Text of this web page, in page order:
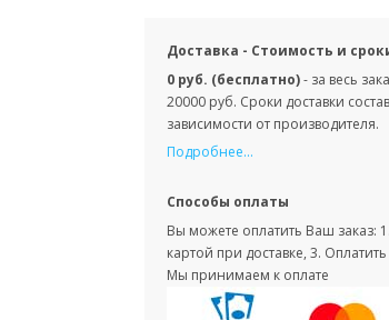
Доставка - Стоимость и
0 руб. (бесплатно)- за весь
20000 руб. Сроки доставки
зависимости от производителя.
Подробнее...
Способы оплаты
Вы можете оплатить Ваш заказ:
картой при доставке, 3.
Мы принимаем к оплате